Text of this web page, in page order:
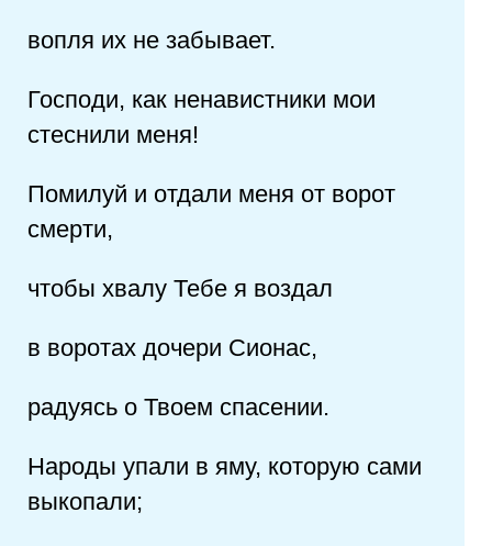
вопля их не забывает.
Господи, как ненавистники мои
стеснили меня!
Помилуй и отдали меня от ворот
смерти,
чтобы хвалу Тебе я воздал
в воротах дочери Сионаc,
радуясь о Твоем спасении.
Народы упали в яму, которую сами
выкопали;